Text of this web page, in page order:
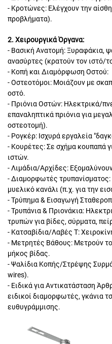
- Κροτώνες: Ελέγχουν την
προβλήματα).
2. Χειρουργικά Όργανα:
- Βασική Ανατομή: Ξυραφάκια,
ανασύρτες (κρατούν τον ιστό/
- Κοπή και Διαμόρφωση Οστού:
- Οστεοτόμοι: Μοιάζουν με
οστό.
- Πριόνια Οστών: Ηλεκτρικά/
επαναληπτικά πριόνια για
οστεοτομή).
- Ρογκέρ: Ισχυρά εργαλεία
- Κουρέτες: Σε σχήμα κουπαπά
ιστών.
- Λιμάδια/Αρχίδες:
- Διαμορφωτές
μυελικό κανάλι (π.χ. για την
- Τρύπημα & Εισαγωγή
- Τρυπάνια & Πριονάκια:
τρυπών για βίδες, σύρματα,
- Κατσαβίδια/Λαβές T:
- Μετρητές Βάθους: Μετρούν
μήκος βίδας.
- Ψαλίδια Κοπής/Στρέψης
wires).
- Ειδικά για Αντικατάσταση
ειδικοί διαμορφωτές, γκάνια
ευθυγράμμισης.